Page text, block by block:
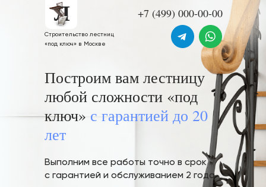
Л
Построим вам лестницу
любой сложности «под
ключ» с гарантией до 20
лет
Выполним все работы точно в срок
с гарантией и обслуживанием 2 года
+7 (499) 000-00-00
Строительство лестниц
«под ключ» в Москве